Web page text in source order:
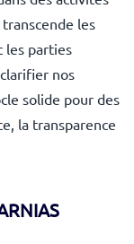
les
les parties
nos
solide pour des
la transparence